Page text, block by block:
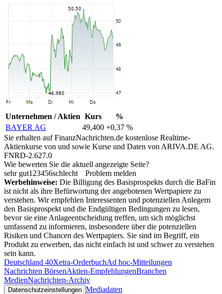
Unternehmen / Aktien Kurs
%
BAYER AG
49,400 +0,37 %
Sie erhalten auf FinanzNachrichten.de kostenlose Realtime-
Aktienkurse von und sowie Kurse und Daten von ARIVA.DE AG.
FNRD-2.627.0
Wie bewerten Sie die aktuell angezeigte Seite?
sehr gut1 23456schlecht
Problem melden
Werbehinweise: Die Billigung des Basisprospekts durch die BaFin
ist nicht als ihre Befürwortung der angebotenen Wertpapiere zu
verstehen. Wir empfehlen Interessenten und potenziellen Anlegern
den Basisprospekt und die Endgültigen Bedingungen zu lesen,
bevor sie eine Anlageentscheidung treffen, um sich möglichst
umfassend zu informieren, insbesondere über die potenziellen
Risiken und Chancen des Wertpapiers. Sie sind im Begriff, ein
Produkt zu erwerben, das nicht einfach ist und schwer zu verstehen
sein kann.
Deutschland 40Xetra-OrderbuchAd hoc-Mitteilungen
Nachrichten BörsenAktien-EmpfehlungenBranchen
MedienNachrichten-Archiv
Datenschutzeinstellungen Mediadaten